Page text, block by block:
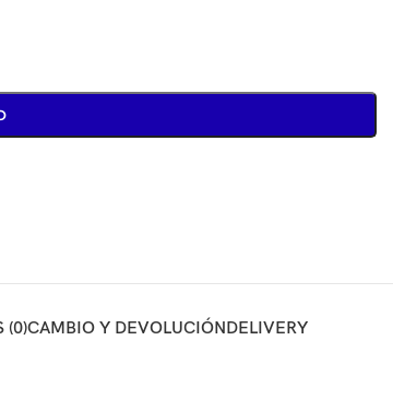
(0)CAMBIO Y DEVOLUCIÓNDELIVERY